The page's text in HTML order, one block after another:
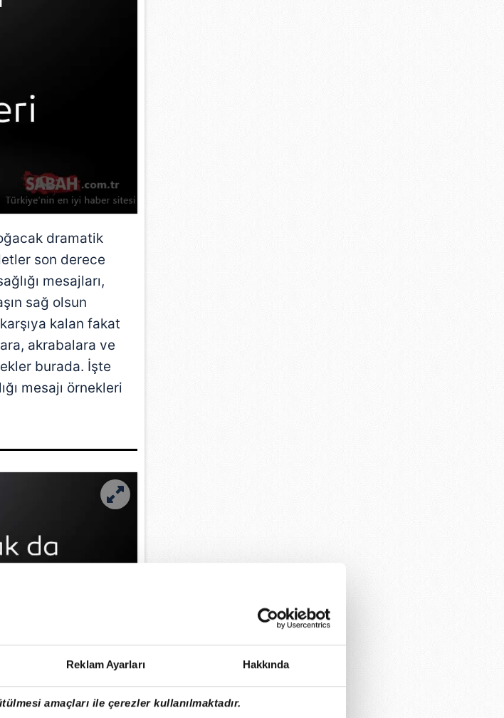
Reklam Ayarları Hakkında
amaçları ile çerezler kullanılmaktadır.
dramatik
son derece
mesajları,
sağ olsun
kalan fakat
akrabalara ve
burada. İşte
mesajı örnekleri